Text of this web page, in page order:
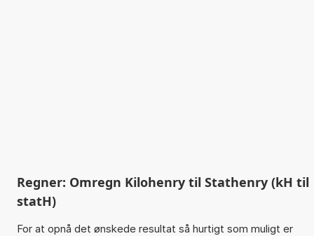
Regner: Omregn Kilohenry til Stathenry (kH til
statH)
For at opnå det ønskede resultat så hurtigt som muligt er